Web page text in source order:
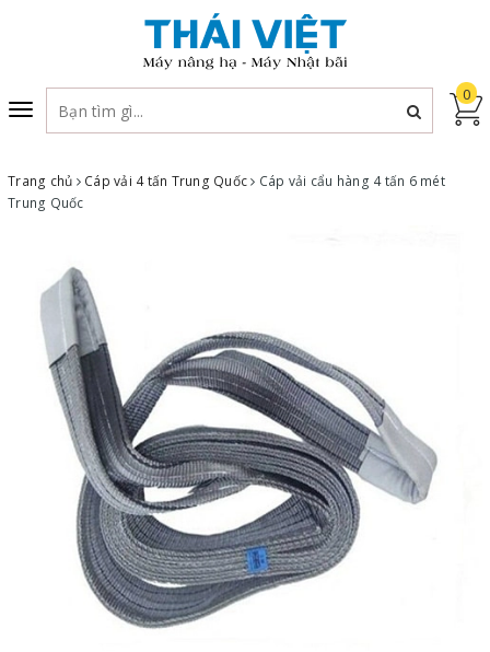
Toggle
navigation
0
Trang chủ Cáp vải 4 tấn Trung Quốc
Cáp vải cẩu hàng 4 tấn 6 mét
Trung Quốc